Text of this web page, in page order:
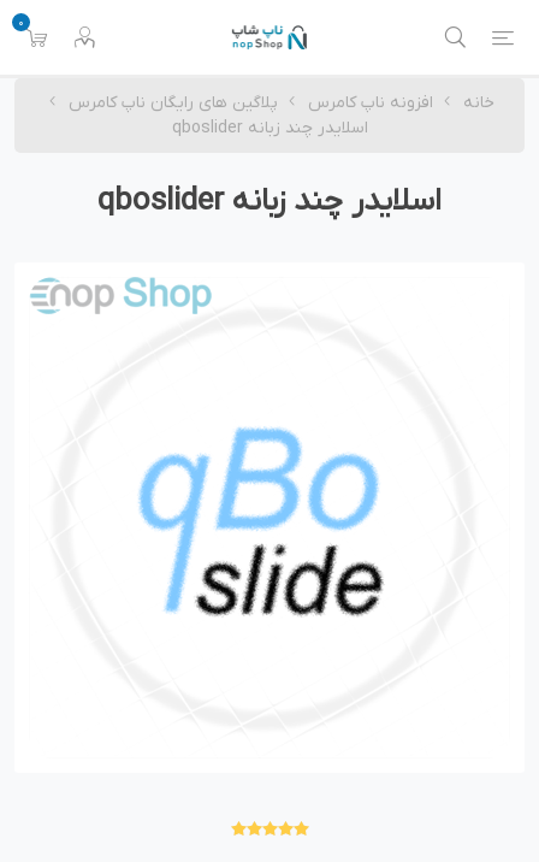
0
خانه افزونه ناپ کامرس
پلاگین های رایگان ناپ کامرس
اسلایدر چند زبانه qboslider
اسلایدر چند زبانه qboslider